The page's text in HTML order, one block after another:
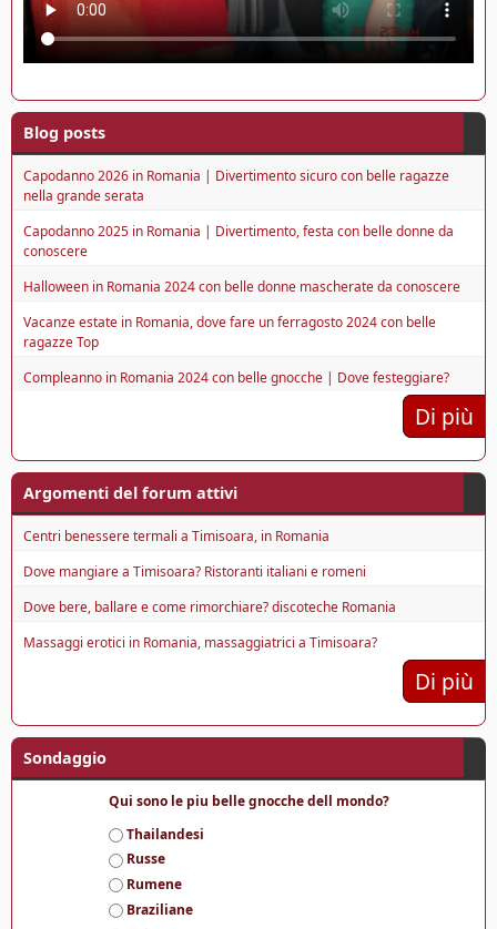
Blog posts
Capodanno 2026 in Romania | Divertimento sicuro con belle ragazze
nella grande serata
Capodanno 2025 in Romania | Divertimento, festa con belle donne da
conoscere
Halloween in Romania 2024 con belle donne mascherate da conoscere
Vacanze estate in Romania, dove fare un ferragosto 2024 con belle
ragazze Top
Compleanno in Romania 2024 con belle gnocche | Dove festeggiare?
Di più
Argomenti del forum attivi
Centri benessere termali a Timisoara, in Romania
Dove mangiare a Timisoara? Ristoranti italiani e romeni
Dove bere, ballare e come rimorchiare? discoteche Romania
Massaggi erotici in Romania, massaggiatrici a Timisoara?
Di più
Sondaggio
Qui sono le piu belle gnocche dell mondo?
S
c
e
l
t
Thailandesi
Russe
Rumene
Braziliane